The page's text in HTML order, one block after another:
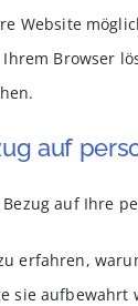
Website
Browser
auf
auf Ihre
erfahren,
sie aufbewahrt